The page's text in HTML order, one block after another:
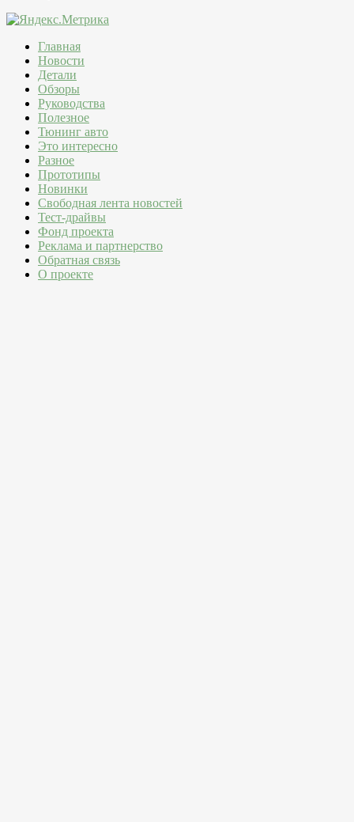
Главная
Новости
Детали
Обзоры
Руководства
Полезное
Тюнинг авто
Это интересно
Разное
Прототипы
Новинки
Свободная лента новостей
Тест-драйвы
Фонд проекта
Реклама и партнерство
Обратная связь
О проекте